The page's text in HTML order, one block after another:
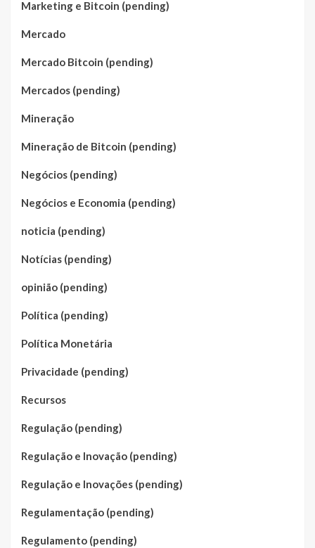
Marketing e Bitcoin (pending)
Mercado
Mercado Bitcoin (pending)
Mercados (pending)
Mineração
Mineração de Bitcoin (pending)
Negócios (pending)
Negócios e Economia (pending)
noticia (pending)
Notícias (pending)
opinião (pending)
Política (pending)
Política Monetária
Privacidade (pending)
Recursos
Regulação (pending)
Regulação e Inovação (pending)
Regulação e Inovações (pending)
Regulamentação (pending)
Regulamento (pending)